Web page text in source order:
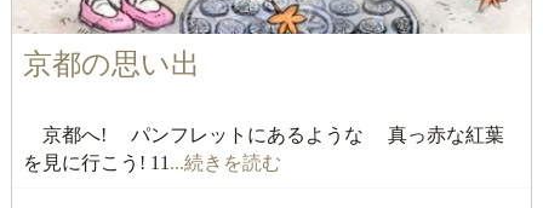
京都の思い出
京都へ! パンフレットにあるような 真っ赤な紅葉
を見に行こう! 11 ...続きを読む